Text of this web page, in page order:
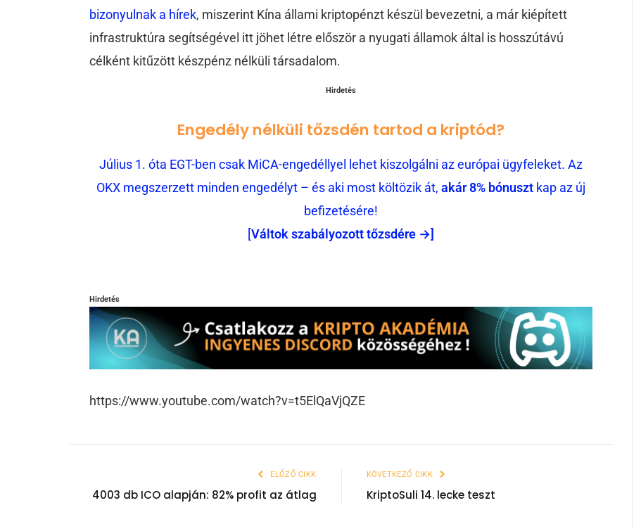
bizonyulnak a hírek, miszerint Kína állami kriptopénzt készül bevezetni, a már kiépített
infrastruktúra segítségével itt jöhet létre először a nyugati államok által is hosszútávú
célként kitűzött készpénz nélküli társadalom.
Hirdetés
Engedély nélküli tőzsdén tartod a kriptód?
Július 1. óta EGT-ben csak MiCA-engedéllyel lehet kiszolgálni az európai ügyfeleket. Az
OKX megszerzett minden engedélyt – és aki most költözik át, akár 8% bónuszt kap az új
befizetésére!
[Váltok szabályozott tőzsdére →]
Hirdetés
https://www.youtube.com/watch?v=t5ElQaVjQZE
ELŐZŐ CIKK
4003 db ICO alapján: 82% profit az átlag
KÖVETKEZŐ CIKK
KriptoSuli 14. lecke teszt